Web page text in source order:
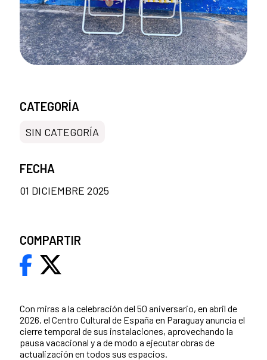
Con miras a la celebración del 50 aniversario, en abril de
2026, el Centro Cultural de España en Paraguay anuncia el
cierre temporal de sus instalaciones, aprovechando la
pausa vacacional y a de modo a ejecutar obras de
actualización en todos sus espacios.
CATEGORÍA
SIN CATEGORÍA
FECHA
01 DICIEMBRE 2025
COMPARTIR